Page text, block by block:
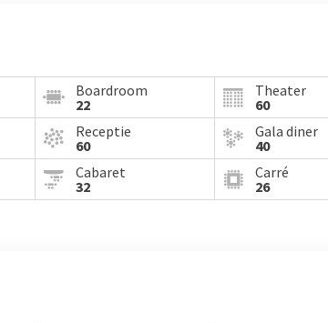
Boardroom
22
Theater
60
Receptie
60
Gala diner
40
Cabaret
32
Carré
26